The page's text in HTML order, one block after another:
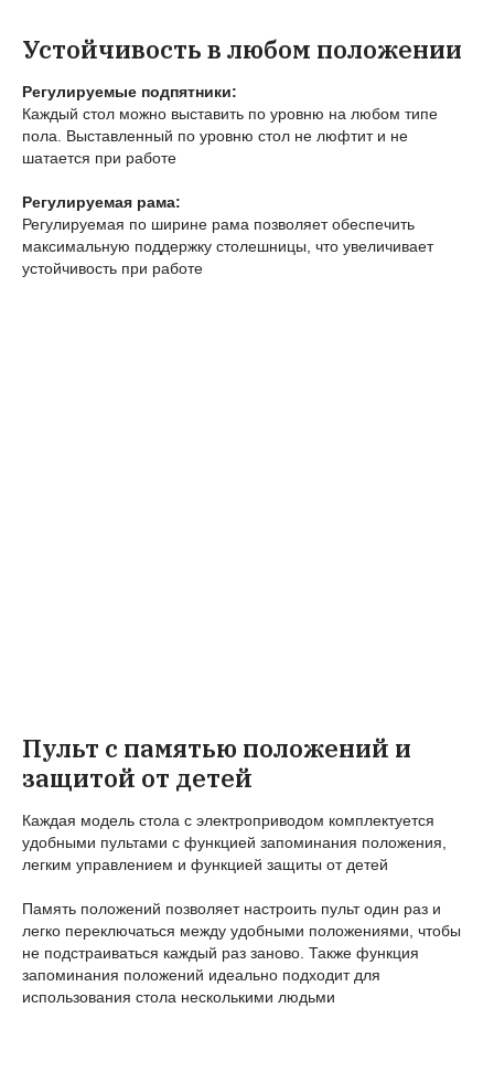
Устойчивость в любом положении
Регулируемые подпятники:
Каждый стол можно выставить по уровню на любом типе
пола. Выставленный по уровню стол не люфтит и не
шатается при работе
Регулируемая рама:
Регулируемая по ширине рама позволяет обеспечить
максимальную поддержку столешницы, что увеличивает
устойчивость при работе
Пульт с памятью положений и
защитой от детей
Каждая модель стола с электроприводом комплектуется
удобными пультами с функцией запоминания положения,
легким управлением и функцией защиты от детей
Память положений позволяет настроить пульт один раз и
легко переключаться между удобными положениями, чтобы
не подстраиваться каждый раз заново. Также функция
запоминания положений идеально подходит для
использования стола несколькими людьми